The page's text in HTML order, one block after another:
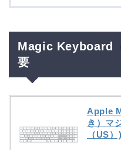
Magic Keyboard
要
Apple
き）マ
（US）)